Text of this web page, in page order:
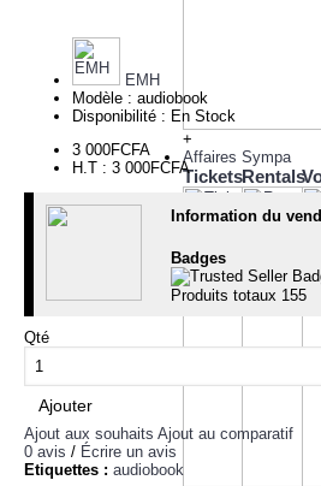
+
Affaires Sympa
TicketsRentals
EMH
Modèle : audiobook
Disponibilité : En Stock
3 000FCFA
H.T : 3 000FCFA
Information du
Badges
Produits totaux 155
Qté
Ajouter
Ajout aux souhaits Ajout au comparatif
0 avis / Écrire un avis
Etiquettes : audiobook